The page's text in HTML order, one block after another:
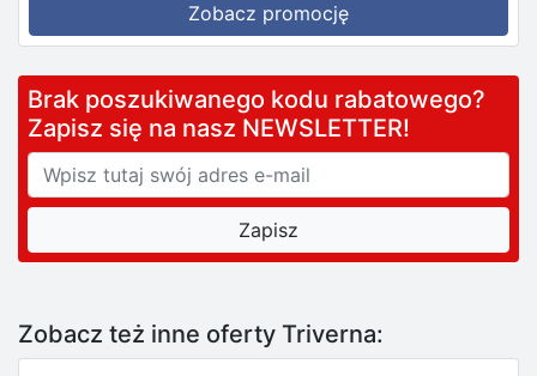
Zobacz promocję
Brak poszukiwanego kodu rabatowego?
Zapisz się na nasz NEWSLETTER!
Zobacz też inne oferty Triverna: